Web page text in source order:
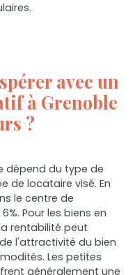
avec un
à Grenoble
?
dépend du type de
de locataire visé. En
le centre de
Pour les biens en
rentabilité peut
l'attractivité du bien
Les petites
généralement une